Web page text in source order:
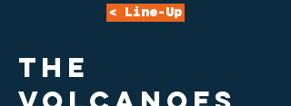
< Line-Up
THE